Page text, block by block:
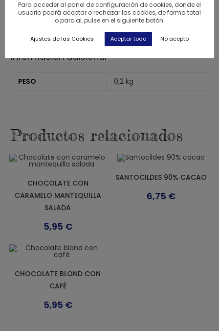
Botanical – Propiedades
Las 10 virtudes del chocolate
Información adicional
PESO 0,2 kg
Productos relacionados
CHOCOLATE CON
CARAMELO MANTEQUILLA
SALADA
5,95 €
SANTOCILDES 90% CACAO
6,75 €
CHOCOLATE BLOND CON
CAFÉ
5,95 €
Para acceder al panel de configuración de cookies, donde el
usuario podrá aceptar o rechazar las cookies, de forma total
o parcial, pulse en el siguiente botón:
Ajustes de las Cookies Aceptar todo No acepto